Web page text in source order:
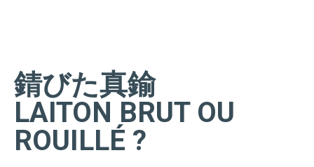
錆びた真鍮
LAITON BRUT OU
ROUILLÉ ?